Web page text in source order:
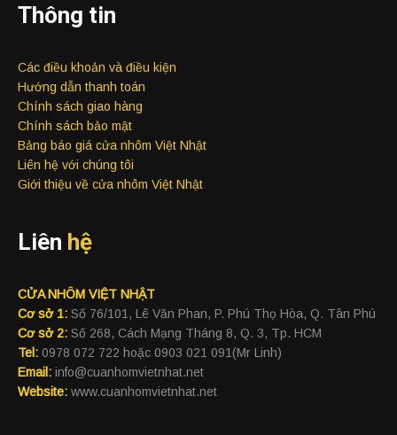
Thông tin
Các điều khoản và điều kiện
Hướng dẫn thanh toán
Chính sách giao hàng
Chính sách bảo mật
Bảng báo giá cửa nhôm Việt Nhật
Liên hệ với chúng tôi
Giới thiệu về cửa nhôm Việt Nhật
Liên hệ
CỬA NHÔM VIỆT NHẬT
Cơ sở 1: Số 76/101, Lê Văn Phan, P. Phú Thọ Hòa, Q. Tân Phú
Cơ sở 2: Số 268, Cách Mạng Tháng 8, Q. 3, Tp. HCM
Tel: 0978 072 722 hoặc 0903 021 091(Mr Linh)
Email: info@cuanhomvietnhat.net
Website: www.cuanhomvietnhat.net